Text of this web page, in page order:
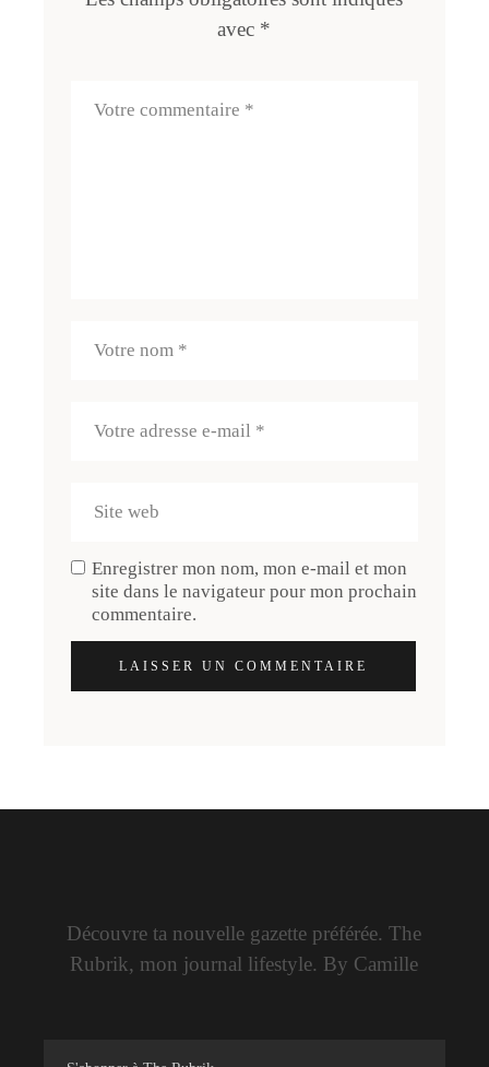
avec *
Enregistrer mon nom, mon e-mail et mon
site dans le navigateur pour mon prochain
commentaire.
LAISSER UN COMMENTAIRE
Découvre ta nouvelle gazette préférée. The
Rubrik, mon journal lifestyle. By Camille